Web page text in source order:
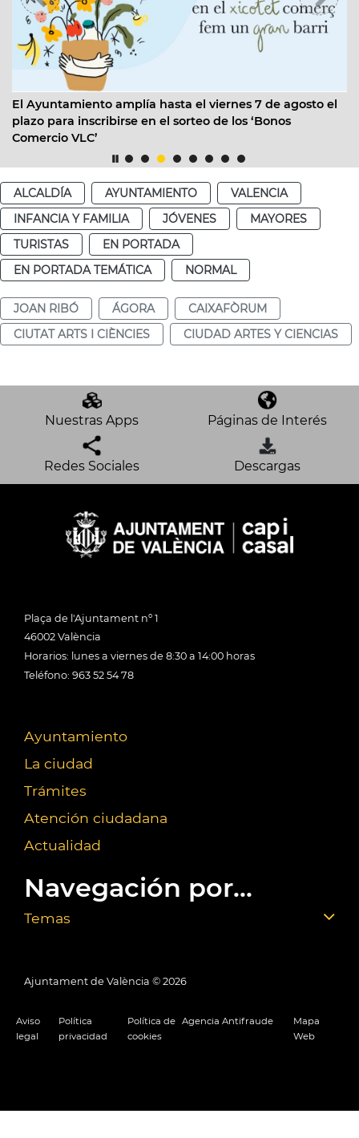
El Ayuntamiento amplía hasta el viernes 7 de agosto el
plazo para inscribirse en el sorteo de los ‘Bonos
Comercio VLC’
ALCALDÍA AYUNTAMIENTO
VALENCIA
INFANCIA Y FAMILIA
JÓVENES
MAYORES
TURISTAS
EN PORTADA
EN PORTADA TEMÁTICA
NORMAL
JOAN RIBÓ ÁGORA
CAIXAFÒRUM
CIUTAT ARTS I CIÈNCIES
CIUDAD ARTES Y CIENCIAS
Nuestras Apps Páginas de Interés
Redes Sociales Descargas
Plaça de l'Ajuntament nº 1
46002 València
Horarios: lunes a viernes de 8:30 a 14:00 horas
Teléfono: 963 52 54 78
Ayuntamiento
La ciudad
Trámites
Atención ciudadana
Actualidad
Navegación por...
Temas
Ajuntament de València © 2026
Aviso
legal
Política
privacidad
Política de
cookies
Agencia Antifraude
Mapa
Web